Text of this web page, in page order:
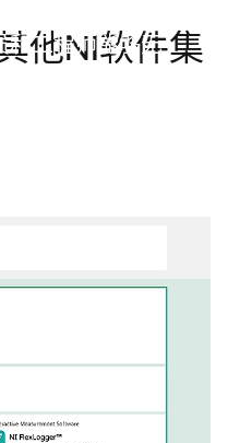
和工程师能够无
重复性任务、最
他NI软件集